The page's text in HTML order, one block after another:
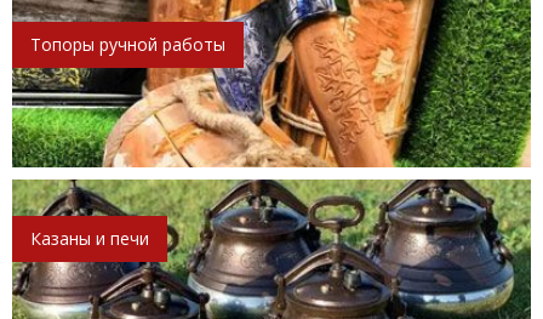
Топоры ручной работы
Казаны и печи